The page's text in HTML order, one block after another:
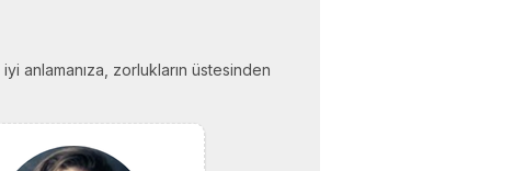
anlamanıza, zorlukların üstesinden